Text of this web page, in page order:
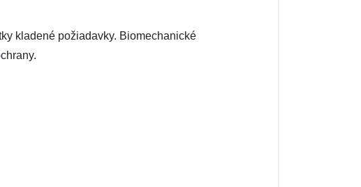
kladené požiadavky. Biomechanické